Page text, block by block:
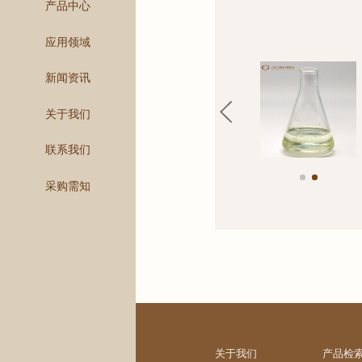
产品中心
应用领域
新闻资讯
关于我们
联系我们
采购需知
关于我们 产品检